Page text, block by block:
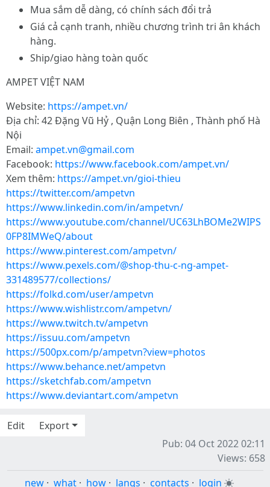
Mua sắm dễ dàng, có chính sách đổi trả
Giá cả cạnh tranh, nhiều chương trình tri ân khách
hàng.
Ship/giao hàng toàn quốc
AMPET VIỆT NAM
Website: https://ampet.vn/
Địa chỉ: 42 Đặng Vũ Hỷ , Quận Long Biên , Thành phố Hà
Nội
Email: ampet.vn@gmail.com
Facebook: https://www.facebook.com/ampet.vn/
Xem thêm: https://ampet.vn/gioi-thieu
https://twitter.com/ampetvn
https://www.linkedin.com/in/ampetvn/
https://www.youtube.com/channel/UC63LhBOMe2WIPS
0FP8IMWeQ/about
https://www.pinterest.com/ampetvn/
https://www.pexels.com/@shop-thu-c-ng-ampet-
331489577/collections/
https://folkd.com/user/ampetvn
https://www.wishlistr.com/ampetvn/
https://www.twitch.tv/ampetvn
https://issuu.com/ampetvn
https://500px.com/p/ampetvn?view=photos
https://www.behance.net/ampetvn
https://sketchfab.com/ampetvn
https://www.deviantart.com/ampetvn
Edit
Export
Pub: 04 Oct 2022 02:11
Views: 658
new · what · how · langs · contacts · login